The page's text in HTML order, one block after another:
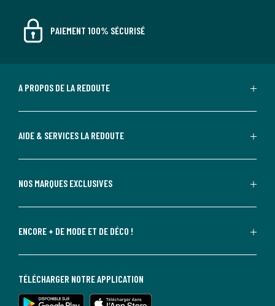
PAIEMENT 100% SÉCURISÉ
A PROPOS DE LA REDOUTE
AIDE & SERVICES LA REDOUTE
NOS MARQUES EXCLUSIVES
ENCORE + DE MODE ET DE DÉCO !
TÉLÉCHARGER NOTRE APPLICATION